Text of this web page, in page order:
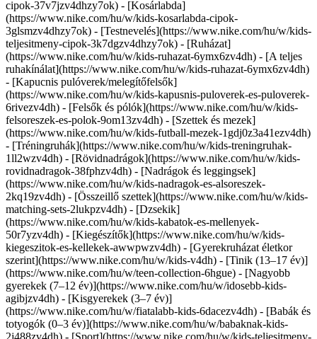
cipok-37v7jzv4dhzy7ok) - [Kosárlabda]
(https://www.nike.com/hu/w/kids-kosarlabda-cipok-
3glsmzv4dhzy7ok) - [Testnevelés](https://www.nike.com/hu/w/kids-
teljesitmeny-cipok-3k7dgzv4dhzy7ok) - [Ruházat]
(https://www.nike.com/hu/w/kids-ruhazat-6ymx6zv4dh) - [A teljes
ruhakínálat](https://www.nike.com/hu/w/kids-ruhazat-6ymx6zv4dh)
- [Kapucnis pulóverek/melegítőfelsők]
(https://www.nike.com/hu/w/kids-kapusnis-puloverek-es-puloverek-
6rivezv4dh) - [Felsők és pólók](https://www.nike.com/hu/w/kids-
felsoreszek-es-polok-9om13zv4dh) - [Szettek és mezek]
(https://www.nike.com/hu/w/kids-futball-mezek-1gdj0z3a41ezv4dh)
- [Tréningruhák](https://www.nike.com/hu/w/kids-treningruhak-
1ll2wzv4dh) - [Rövidnadrágok](https://www.nike.com/hu/w/kids-
rovidnadragok-38fphzv4dh) - [Nadrágok és leggingsek]
(https://www.nike.com/hu/w/kids-nadragok-es-alsoreszek-
2kq19zv4dh) - [Összeillő szettek](https://www.nike.com/hu/w/kids-
matching-sets-2lukpzv4dh) - [Dzsekik]
(https://www.nike.com/hu/w/kids-kabatok-es-mellenyek-
50r7yzv4dh) - [Kiegészítők](https://www.nike.com/hu/w/kids-
kiegeszitok-es-kellekek-awwpwzv4dh) - [Gyerekruházat életkor
szerint](https://www.nike.com/hu/w/kids-v4dh) - [Tinik (13–17 év)]
(https://www.nike.com/hu/w/teen-collection-6hgue) - [Nagyobb
gyerekek (7–12 év)](https://www.nike.com/hu/w/idosebb-kids-
agibjzv4dh) - [Kisgyerekek (3–7 év)]
(https://www.nike.com/hu/w/fiatalabb-kids-6dacezv4dh) - [Babák és
totyogók (0–3 év)](https://www.nike.com/hu/w/babaknak-kids-
2j488zv4dh) - [Sport](https://www.nike.com/hu/w/kids-teljesitmeny-